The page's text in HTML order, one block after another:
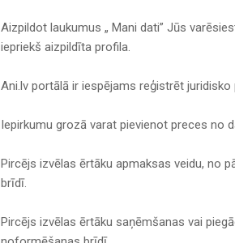
Aizpildot laukumus „ Mani dati” Jūs
iepriekš aizpildīta profila.
Ani.lv portālā ir iespējams reģistrēt
Iepirkumu grozā varat pievienot preces no
Pircējs izvēlas ērtāku apmaksas veidu, no
brīdī.
Pircējs izvēlas ērtāku saņēmšanas vai